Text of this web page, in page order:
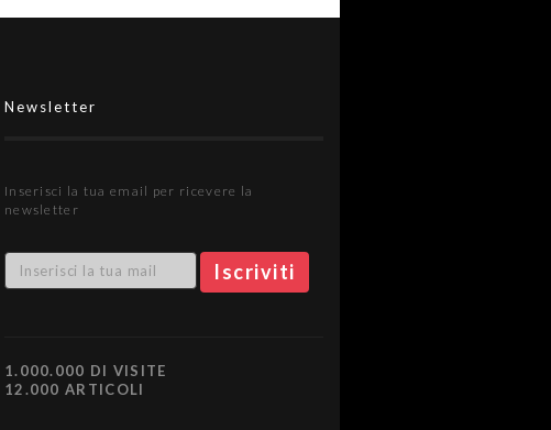
Newsletter
Inserisci la tua email per ricevere la
newsletter
1.000.000 DI VISITE
12.000 ARTICOLI